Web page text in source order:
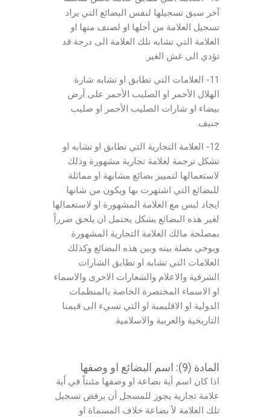
آخر سبق تسجيلها لنفس البضائع التي يراد
تسجيل العلامة من أجلها او لصنف منها او
العلامة التي تشابه تلك العلامة الى درجة قد
تؤدي الى غش الغير.
11- العلامات التي تطابق او تشابه شارة
الهلال الأحمر او الصليب الأحمر على أرض
بيضاء او شارات الصليب الأحمر او صليب
جنيف.
12- العلامة التجارية التي تطابق او تشابه او
تشكل ترجمة لعلامة تجارية مشهورة وذلك
لاستعمالها لتمييز بضائع مشابهة او مماثلة
للبضائع التي اشتهرت بها ويكون من شانها
ايجاد لبس مع العلامة المشهورة او لاستعمالها
لغير هذه البضائع بشكل يحتمل ان يلحق ضرراً
بمصلحة مالك العلامة التجارية المشهورة
ويوحي بصلة بينه وبين هذه البضائع وكذلك
العلامات التي تشابه او تطابق الشارات
الشرفية والاعلام والشعارات الاخرى والاسماء
او الاسماء المختصرة الخاصة بالمنظمات
الدولية او الاقليمية او التي تسيء الى قيمنا
التاريخية والعربية والاسلامية.
المادة (9): اسم البضائع او وصفها
اذا كان اسم أية بضاعة او وصفها مثبتاً في أية
علامة تجارية يجوز للمسجل أن يرفض تسجيل
تلك العلامة لأ بضاعة خلاف المسماة او